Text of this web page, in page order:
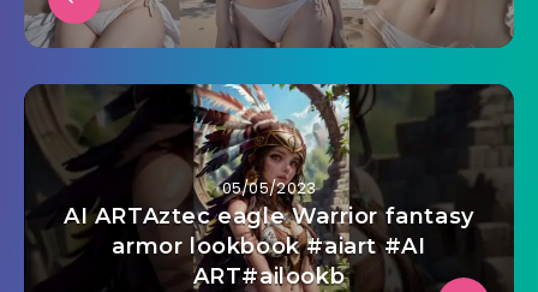
05/05/2023
AI ARTAztec eagle Warrior fantasy
armor lookbook #aiart #AI
ART#ailookb